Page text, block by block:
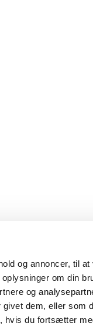
og annoncer, til
om din
og
dem, eller som
du fortsætter